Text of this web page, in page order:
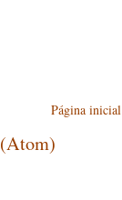
Página inicial